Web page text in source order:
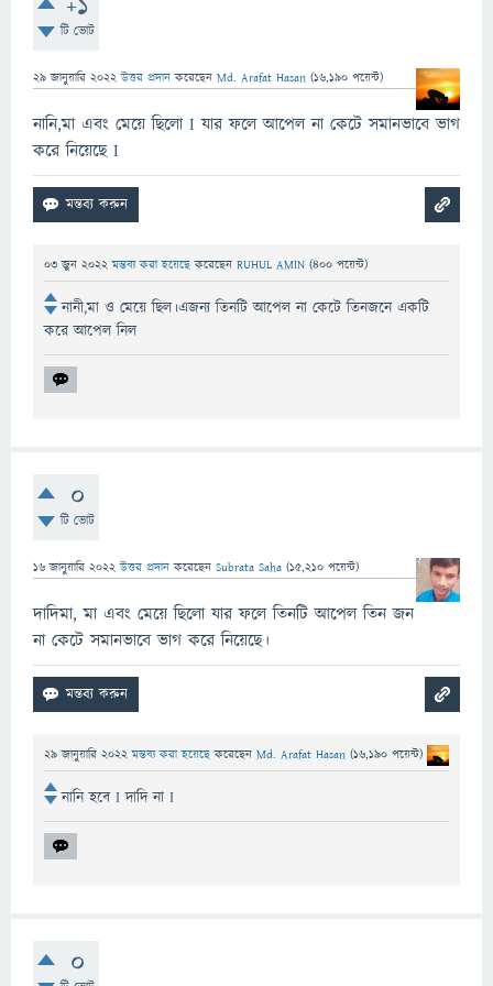
টি ভোট
29 জানুয়ারি 2022 উত্তর প্রদান করেছেন Md. Arafat Hasan (16,190 পয়েন্ট)
নানি,মা এবং মেয়ে ছিলো I যার ফলে আপেল না কেটে সমানভাবে ভাগ
করে নিয়েছে I
03 জুন 2022 মন্তব্য করা হয়েছেকরেছেন RUHUL AMIN (400 পয়েন্ট)
নানী,মা ও মেয়ে ছিল।এজন্য তিনটি আপেল না কেটে তিনজনে একটি
করে আপেল নিল
0
টি ভোট
16 জানুয়ারি 2022 উত্তর প্রদান করেছেন Subrata Saha (15,210 পয়েন্ট)
দাদিমা, মা এবং মেয়ে ছিলো যার ফলে তিনটি আপেল তিন জন
না কেটে সমানভাবে ভাগ করে নিয়েছে।
29 জানুয়ারি 2022 মন্তব্য করা হয়েছেকরেছেন Md. Arafat Hasan (16,190 পয়েন্ট)
নানি হবে I দাদি না I
0